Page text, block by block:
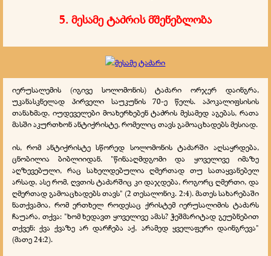
5. მესამე ტაძრის მშენებლობა
იერუსალემის (იგივე სოლომონის) ტაძარი ორჯერ დაინგრა,
უკანასკნელად პირველი საუკუნის 70-ე წელს. აპოკალიფსისის
თანახმად, იუდეველები მოახერხებენ ტაძრის მესამედ აგებას, რათა
მასში აკურთხონ ანტიქრისტე, რომელიც თავს გამოაცხადებს მესიად.
ის, რომ ანტიქრისტე სწორედ სოლომონის ტაძარში აღსაყრდება,
ცნობილია ბიბლიიდან. "წინააღმდგომი და ყოველივე იმაზე
აღზევებული, რაც სახელდებულია ღმერთად თუ სათაყვანებელ
არსად, ასე რომ, ღვთის ტაძარშიც კი დაჯდება, როგორც ღმერთი, და
ღმერთად გამოაცხადებს თავს" (2 თესალონიკ. 2:4). მათეს სახარებაში
ნათქვამია, რომ ერთხელ როდესაც ქრისტემ იერუსალიმის ტაძარს
ჩაუარა, თქვა: "ხომ ხედავთ ყოველივე ამას? ჭეშმარიტად გეუბნებით
თქვენ: ქვა ქვაზე არ დარჩება აქ, არამედ ყველაფერი დაინგრევა"
(მათე 24:2).